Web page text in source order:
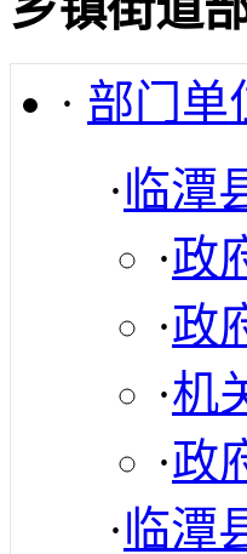
· 部门单
·临潭
·政
·政
·机
·政
·临潭